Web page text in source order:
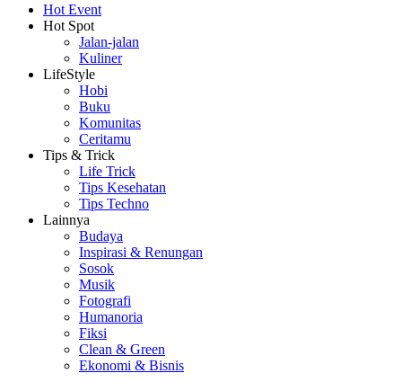
Hot Event
Hot Spot
Jalan-jalan
Kuliner
LifeStyle
Hobi
Buku
Komunitas
Ceritamu
Tips & Trick
Life Trick
Tips Kesehatan
Tips Techno
Lainnya
Budaya
Inspirasi & Renungan
Sosok
Musik
Fotografi
Humanoria
Fiksi
Clean & Green
Ekonomi & Bisnis